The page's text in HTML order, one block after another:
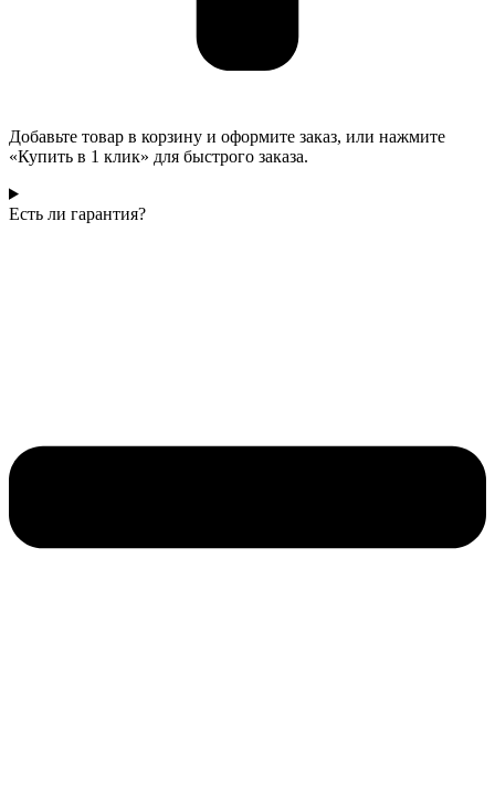
Добавьте товар в корзину и оформите заказ, или нажмите
«Купить в 1 клик» для быстрого заказа.
Есть ли гарантия?